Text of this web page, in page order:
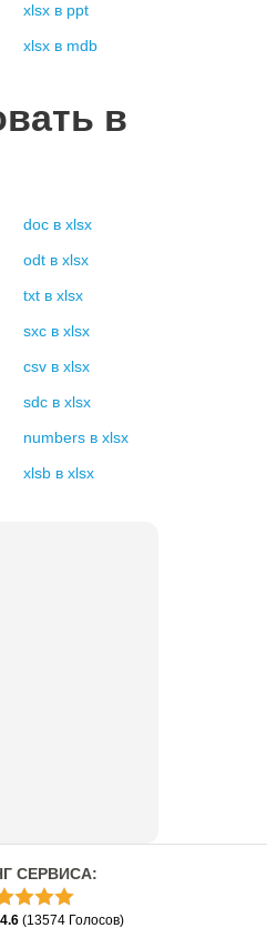
xlsx в ppt
xlsx в mdb
в
doc в xlsx
odt в xlsx
txt в xlsx
sxc в xlsx
csv в xlsx
sdc в xlsx
numbers в xlsx
xlsb в xlsx
СЕРВИСА:
4.6 (13574 Голосов)